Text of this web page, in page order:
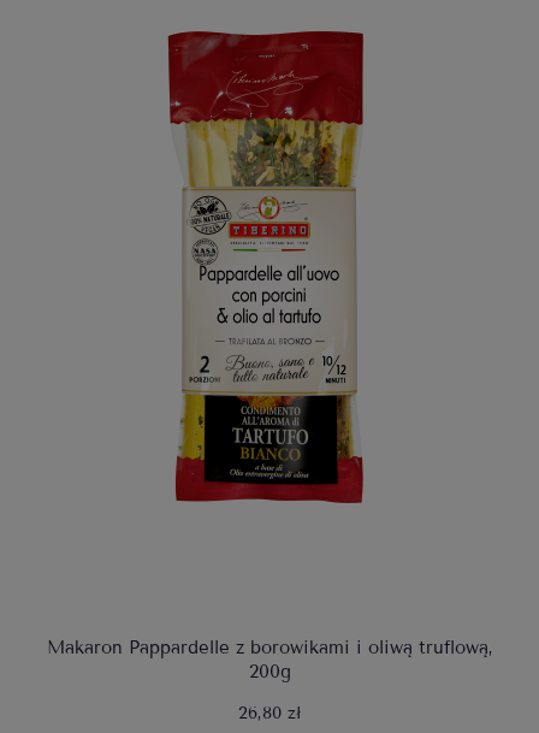
Makaron Pappardelle z borowikami i oliwą truflową,
200g
26,80 zł